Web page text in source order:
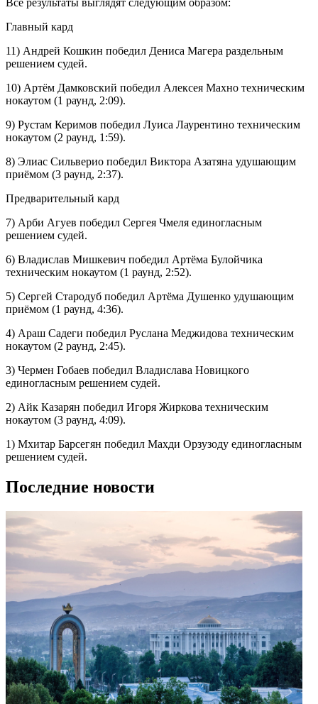
Все результаты выглядят следующим образом:
Главный кард
11) Андрей Кошкин победил Дениса Магера раздельным
решением судей.
10) Артём Дамковский победил Алексея Махно техническим
нокаутом (1 раунд, 2:09).
9) Рустам Керимов победил Луиса Лаурентино техническим
нокаутом (2 раунд, 1:59).
8) Элиас Сильверио победил Виктора Азатяна удушающим
приёмом (3 раунд, 2:37).
Предварительный кард
7) Арби Агуев победил Сергея Чмеля единогласным
решением судей.
6) Владислав Мишкевич победил Артёма Булойчика
техническим нокаутом (1 раунд, 2:52).
5) Сергей Стародуб победил Артёма Душенко удушающим
приёмом (1 раунд, 4:36).
4) Араш Садеги победил Руслана Меджидова техническим
нокаутом (2 раунд, 2:45).
3) Чермен Гобаев победил Владислава Новицкого
единогласным решением судей.
2) Айк Казарян победил Игоря Жиркова техническим
нокаутом (3 раунд, 4:09).
1) Мхитар Барсегян победил Махди Орзузоду единогласным
решением судей.
Последние новости